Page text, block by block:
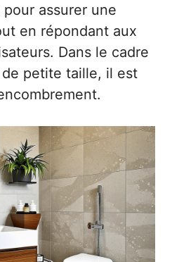
pour assurer une
en répondant aux
Dans le cadre
de petite taille, il est